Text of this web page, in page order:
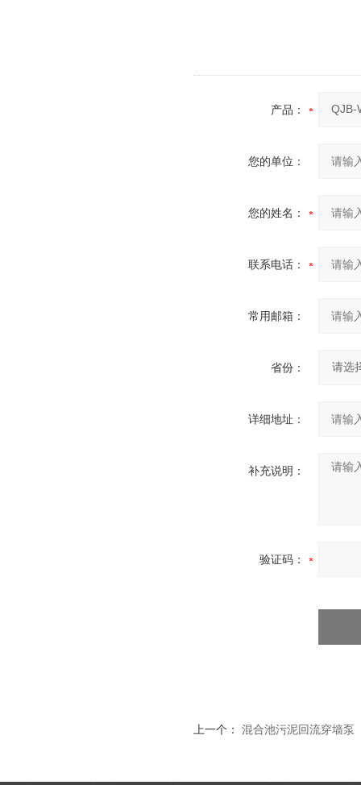
产品：
您的单位：
您的姓名：
联系电话：
常用邮箱：
省份：
详细地址：
补充说明：
验证码：
上一个： 混合池污泥回流穿墙泵